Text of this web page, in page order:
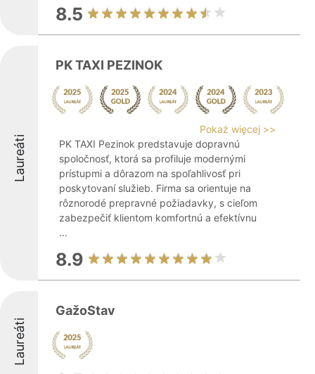
8.5
Laureáti
PK TAXI PEZINOK
Pokaż więcej >>
PK TAXI Pezinok predstavuje dopravnú
spoločnosť, ktorá sa profiluje modernými
prístupmi a dôrazom na spoľahlivosť pri
poskytovaní služieb. Firma sa orientuje na
rôznorodé prepravné požiadavky, s cieľom
zabezpečiť klientom komfortnú a efektívnu
...
8.9
Laureáti
GažoStav